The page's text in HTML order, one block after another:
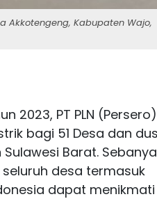
Akkotengeng, Kabupaten Wajo,
2023, PT PLN (Persero)
bagi 51 Desa dan
Barat.
desa termasuk
dapat menikmati